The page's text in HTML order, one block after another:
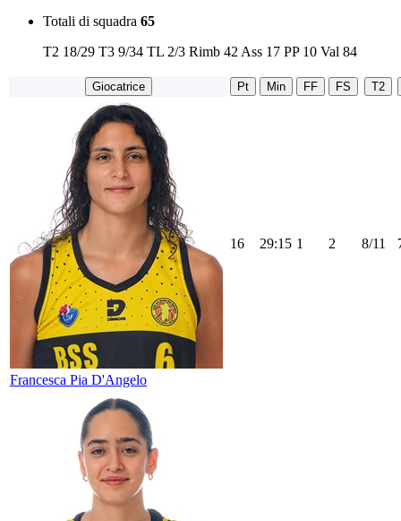
Totali di squadra 65
T2 18/29 T3 9/34 TL 2/3 Rimb 42 Ass 17 PP 10 Val 84
Giocatrice Pt Min FF FS T2
Francesca Pia D'Angelo
16 29:15 1 2 8/11